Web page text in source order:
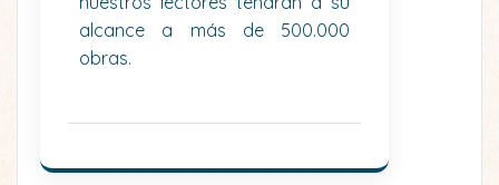
alcance a más de 500.000
obras.